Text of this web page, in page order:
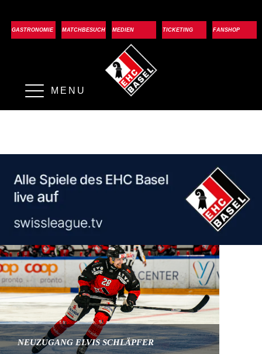
GASTRONOMIE MATCHBESUCH MEDIEN TICKETING FANSHOP
MENU
NEUZUGANG ELVIS SCHLÄPFER